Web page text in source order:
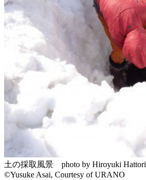
土の採取風景 photo by Hiroyuki Hattori
©Yusuke Asai, Courtesy of URANO